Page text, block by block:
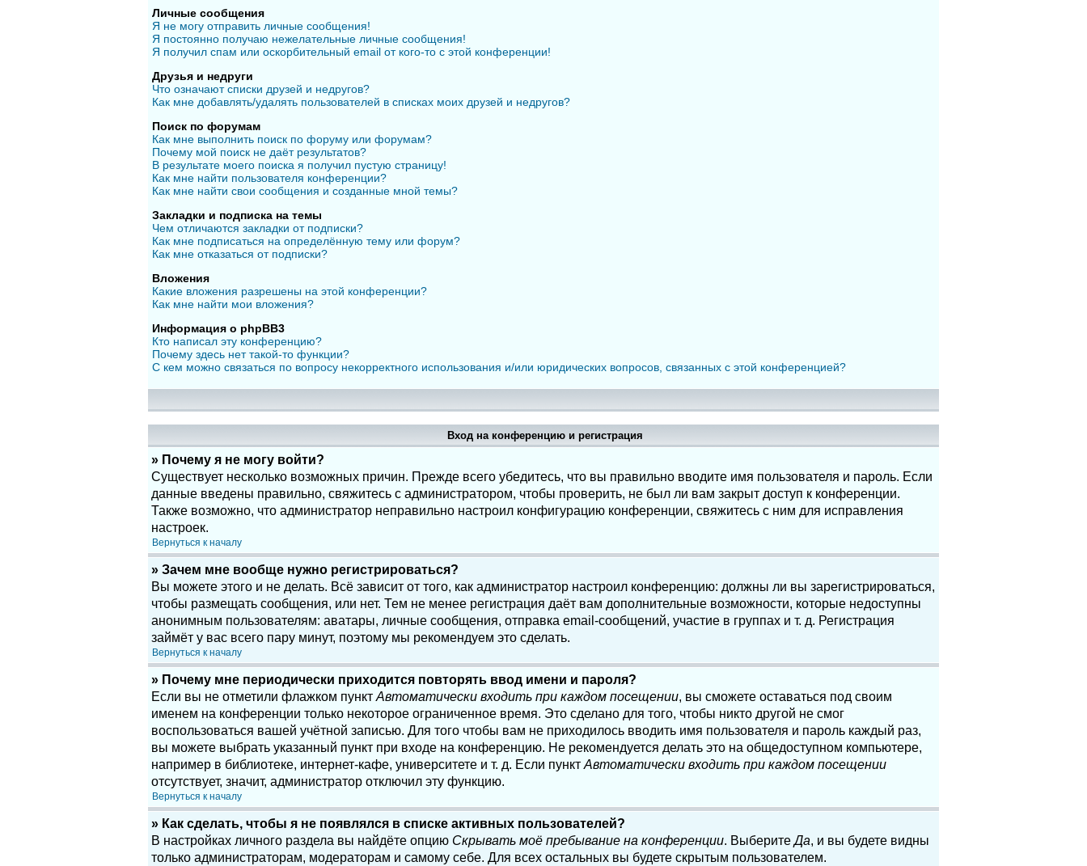
Личные сообщения
Я не могу отправить личные сообщения!
Я постоянно получаю нежелательные личные сообщения!
Я получил спам или оскорбительный email от кого-то с этой конференции!
Друзья и недруги
Что означают списки друзей и недругов?
Как мне добавлять/удалять пользователей в списках моих друзей и недругов?
Поиск по форумам
Как мне выполнить поиск по форуму или форумам?
Почему мой поиск не даёт результатов?
В результате моего поиска я получил пустую страницу!
Как мне найти пользователя конференции?
Как мне найти свои сообщения и созданные мной темы?
Закладки и подписка на темы
Чем отличаются закладки от подписки?
Как мне подписаться на определённую тему или форум?
Как мне отказаться от подписки?
Вложения
Какие вложения разрешены на этой конференции?
Как мне найти мои вложения?
Информация о phpBB3
Кто написал эту конференцию?
Почему здесь нет такой-то функции?
С кем можно связаться по вопросу некорректного использования и/или юридических вопросов, связанных с этой конференцией?
Вход на конференцию и регистрация
» Почему я не могу войти?
Существует несколько возможных причин. Прежде всего убедитесь, что вы правильно вводите имя пользователя и пароль. Если
данные введены правильно, свяжитесь с администратором, чтобы проверить, не был ли вам закрыт доступ к конференции.
Также возможно, что администратор неправильно настроил конфигурацию конференции, свяжитесь с ним для исправления
настроек.
Вернуться к началу
» Зачем мне вообще нужно регистрироваться?
Вы можете этого и не делать. Всё зависит от того, как администратор настроил конференцию: должны ли вы зарегистрироваться,
чтобы размещать сообщения, или нет. Тем не менее регистрация даёт вам дополнительные возможности, которые недоступны
анонимным пользователям: аватары, личные сообщения, отправка email-сообщений, участие в группах и т. д. Регистрация
займёт у вас всего пару минут, поэтому мы рекомендуем это сделать.
Вернуться к началу
» Почему мне периодически приходится повторять ввод имени и пароля?
Если вы не отметили флажком пункт Автоматически входить при каждом посещении, вы сможете оставаться под своим
именем на конференции только некоторое ограниченное время. Это сделано для того, чтобы никто другой не смог
воспользоваться вашей учётной записью. Для того чтобы вам не приходилось вводить имя пользователя и пароль каждый раз,
вы можете выбрать указанный пункт при входе на конференцию. Не рекомендуется делать это на общедоступном компьютере,
например в библиотеке, интернет-кафе, университете и т. д. Если пункт Автоматически входить при каждом посещении
отсутствует, значит, администратор отключил эту функцию.
Вернуться к началу
» Как сделать, чтобы я не появлялся в списке активных пользователей?
В настройках личного раздела вы найдёте опцию Скрывать моё пребывание на конференции. ВыберитеДа, и вы будете видны
только администраторам, модераторам и самому себе. Для всех остальных вы будете скрытым пользователем.